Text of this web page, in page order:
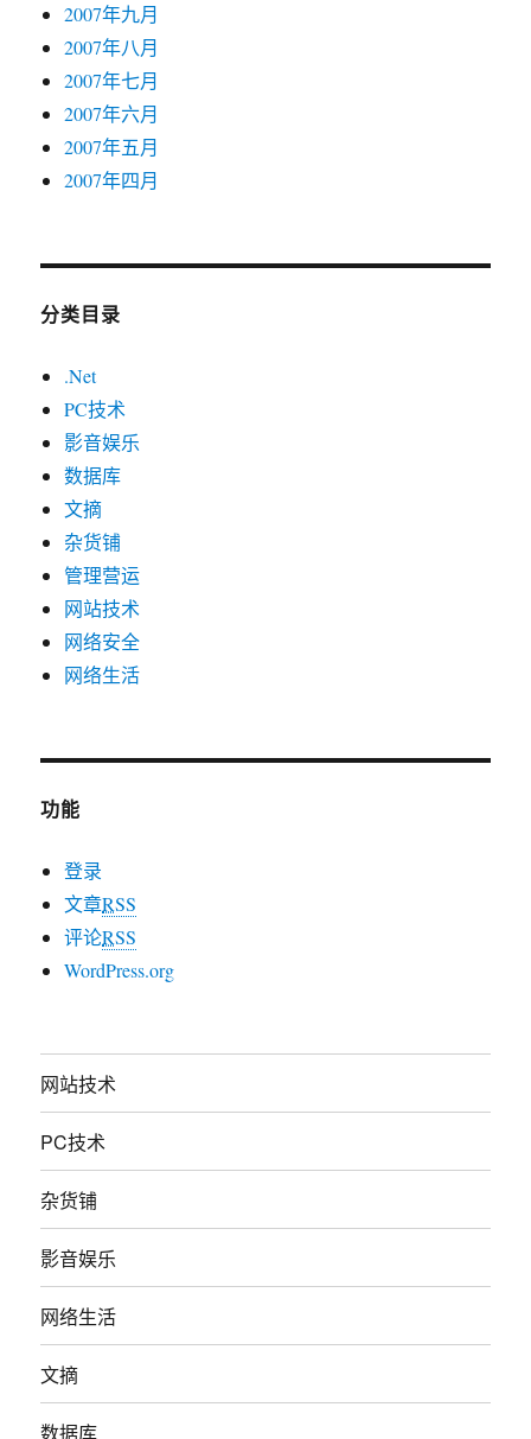
2007年九月
2007年八月
2007年七月
2007年六月
2007年五月
2007年四月
分类目录
.Net
PC技术
影音娱乐
数据库
文摘
杂货铺
管理营运
网站技术
网络安全
网络生活
功能
登录
文章RSS
评论RSS
WordPress.org
网站技术
PC技术
杂货铺
影音娱乐
网络生活
文摘
数据库